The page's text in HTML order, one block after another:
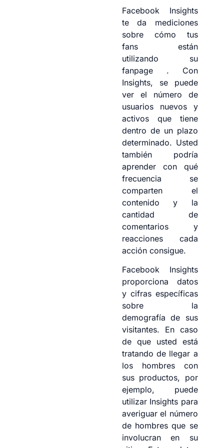
Facebook Insights
te da mediciones
sobre cómo tus
fans están
utilizando su
fanpage . Con
Insights, se puede
ver el número de
usuarios nuevos y
activos que tiene
dentro de un plazo
determinado. Usted
también podría
aprender con qué
frecuencia se
comparten el
contenido y la
cantidad de
comentarios y
reacciones cada
acción consigue.
Facebook Insights
proporciona datos
y cifras específicas
sobre la
demografía de sus
visitantes. En caso
de que usted está
tratando de llegar a
los hombres con
sus productos, por
ejemplo, puede
utilizar Insights para
averiguar el número
de hombres que se
involucran en su